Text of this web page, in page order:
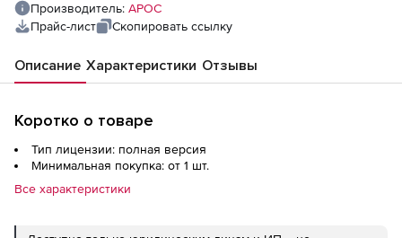
Производитель: АРОС
Прайс-лист
Скопировать ссылку
Описание Характеристики Отзывы
Коротко о товаре
Тип лицензии: полная версия
Минимальная покупка: от 1 шт.
Все характеристики